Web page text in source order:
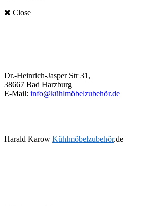
Close
Dr.-Heinrich-Jasper Str 31,
38667 Bad Harzburg
E-Mail: info@kühlmöbelzubehör.de
Harald Karow Kühlmöbelzubehör.de